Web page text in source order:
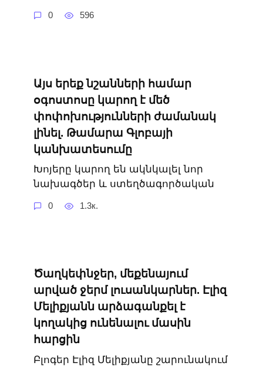
0 596
Այս երեք նշանների համար
օգոստոսը կարող է մեծ
փոփոխությունների ժամանակ
լինել. Թամարա Գլոբայի
կանխատեսումը
Խոյերը կարող են ակնկալել նոր
նախագծեր և ստեղծագործական
0 1.3к.
Ծաղկեփնջեր, մեքենայում
արված ջերմ լուսանկարներ. Էլիզ
Մելիքյանն արձագանքել է
կողակից ունենալու մասին
հարցին
Բլոգեր Էլիզ Մելիքյանը շարունակում